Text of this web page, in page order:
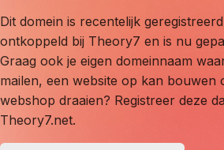
Dit domein is recentelijk
ontkoppeld bij Theory7 en is nu
Graag ook je eigen domeinnaam
mailen, een website op kan bouwen
webshop draaien? Registreer deze
Theory7.net.